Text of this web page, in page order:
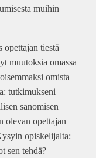
muihin
tiestä
muutoksia omassa
omista
tutkimukseni
sanomisen
olevan opettajan
opiskelijalta:
sen tehdä?